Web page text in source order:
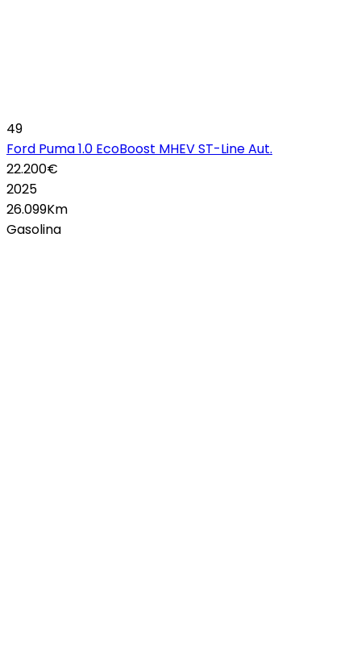
49
Ford Puma 1.0 EcoBoost MHEV ST-Line Aut.
22.200€
2025
26.099Km
Gasolina